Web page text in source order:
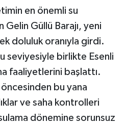
en önemli su
Gelin Güllü Barajı, yeni
doluluk oranıyla girdi.
seviyesiyle birlikte Esenli
faaliyetlerini başlattı.
bu yana
ve saha kontrolleri
dönemine sorunsuz